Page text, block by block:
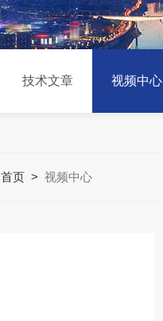
技术文章 视频中心
首页> 视频中心